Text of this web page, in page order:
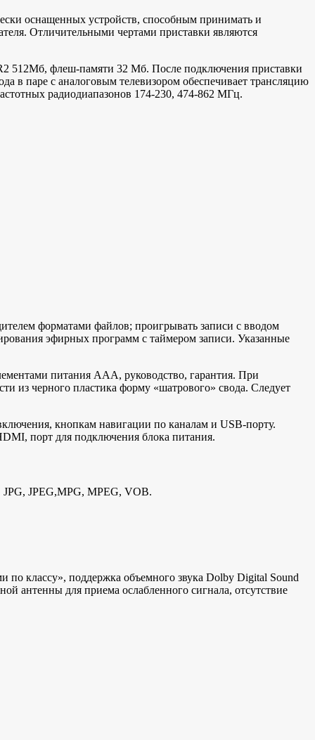
оснащенных устройств, способным принимать и
Отличительными чертами приставки являются
512Мб, флеш-памяти 32 Мб. После подключения приставки
в паре с аналоговым телевизором обеспечивает трансляцию
радиодиапазонов 174-230, 474-862 МГц.
форматами файлов; проигрывать записи с вводом
эфирных программ с таймером записи. Указанные
питания ААА, руководство, гарантия. При
из черного пластика форму «шатрового» свода. Следует
кнопкам навигации по каналам и USB-порту.
порт для подключения блока питания.
JPEG,MPG, MPEG, VOB.
по классу», поддержка объемного звука Dolby Digital Sound
антенны для приема ослабленного сигнала, отсутствие